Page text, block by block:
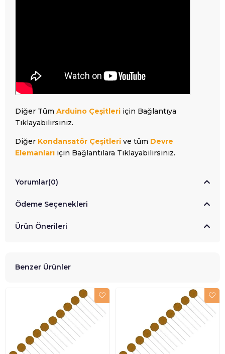
Diğer Tüm Arduino Çeşitleri için Bağlantıya
Tıklayabilirsiniz.
Diğer Kondansatör Çeşitleri ve tüm Devre
Elemanları için Bağlantılara Tıklayabilirsiniz.
Yorumlar(0)
Ödeme Seçenekleri
Ürün Önerileri
Benzer Ürünler